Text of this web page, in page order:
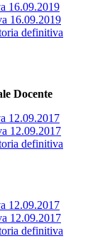
16.09.2019
16.09.2019
definitiva
Docente
12.09.2017
12.09.2017
definitiva
12.09.2017
12.09.2017
definitiva